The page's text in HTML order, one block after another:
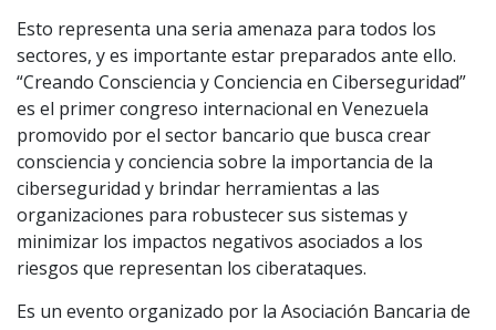
Esto representa una seria amenaza para todos los
sectores, y es importante estar preparados ante ello.
“Creando Consciencia y Conciencia en Ciberseguridad”
es el primer congreso internacional en Venezuela
promovido por el sector bancario que busca crear
consciencia y conciencia sobre la importancia de la
ciberseguridad y brindar herramientas a las
organizaciones para robustecer sus sistemas y
minimizar los impactos negativos asociados a los
riesgos que representan los ciberataques.
Es un evento organizado por la Asociación Bancaria de